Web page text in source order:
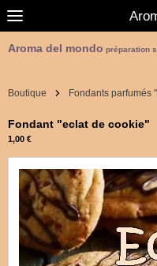
Aroma del mondo préparation
Boutique Fondants parfumés
Fondant "eclat de cookie"
1,00 €